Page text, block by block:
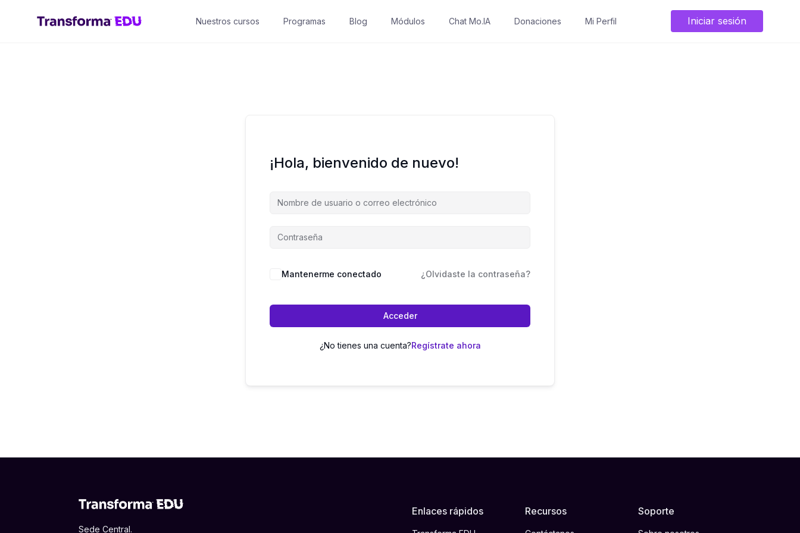
Nuestros cursos Programas Blog Módulos Chat Mo.IA Donaciones Mi Perfil Iniciar sesión
¡Hola, bienvenido de nuevo!
Mantenerme conectado ¿Olvidaste la contraseña?
Acceder
¿No tienes una cuenta?Regístrate ahora
Sede Central.
Enlaces rápidos Recursos Soporte